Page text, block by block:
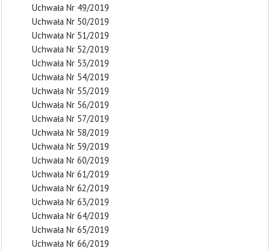
Uchwała Nr 49/2019
Uchwała Nr 50/2019
Uchwała Nr 51/2019
Uchwała Nr 52/2019
Uchwała Nr 53/2019
Uchwała Nr 54/2019
Uchwała Nr 55/2019
Uchwała Nr 56/2019
Uchwała Nr 57/2019
Uchwała Nr 58/2019
Uchwała Nr 59/2019
Uchwała Nr 60/2019
Uchwała Nr 61/2019
Uchwała Nr 62/2019
Uchwała Nr 63/2019
Uchwała Nr 64/2019
Uchwała Nr 65/2019
Uchwała Nr 66/2019